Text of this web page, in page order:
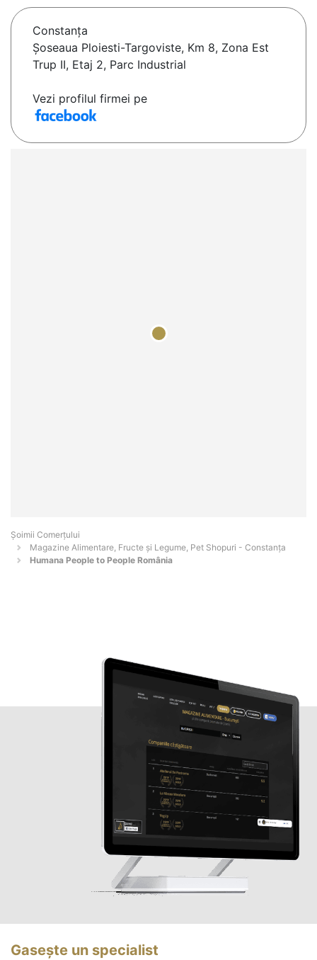
Constanţa
Șoseaua Ploiesti-Targoviste, Km 8, Zona Est
Trup II, Etaj 2, Parc Industrial
Vezi profilul firmei pe
Șoimii Comerțului
Magazine Alimentare, Fructe și Legume, Pet Shopuri - Constanţa
Humana People to People România
Gasește un specialist